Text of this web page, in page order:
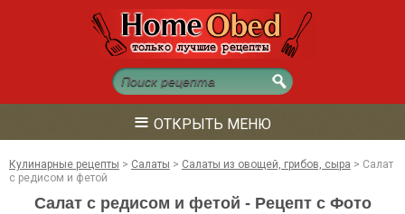
≡ ОТКРЫТЬ МЕНЮ
Кулинарные рецепты > Салаты > Салаты из овощей, грибов, сыра > Салат
с редисом и фетой
Салат с редисом и фетой - Рецепт с Фото